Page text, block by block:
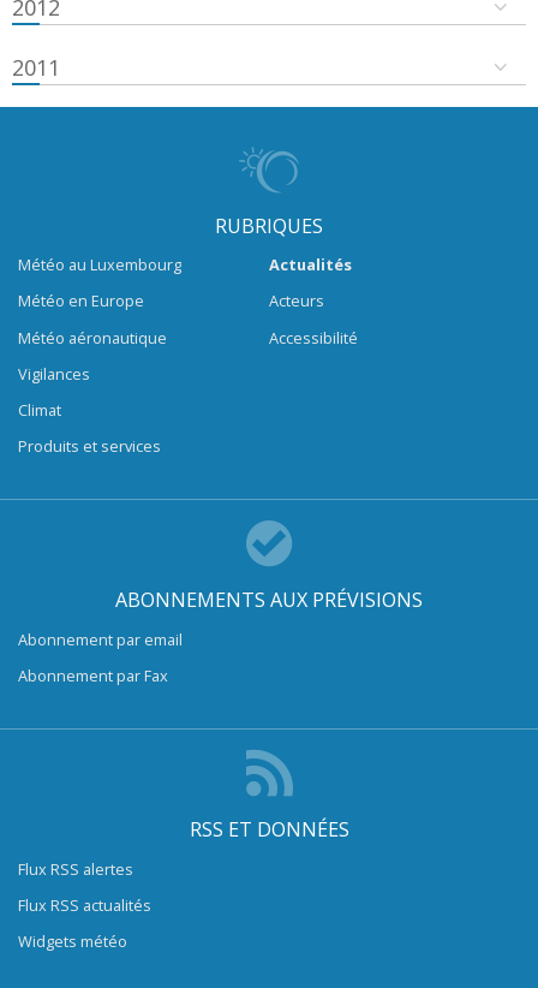
2012
2011
RUBRIQUES
Météo au Luxembourg
Météo en Europe
Météo aéronautique
Vigilances
Climat
Produits et services
Actualités
Acteurs
Accessibilité
ABONNEMENTS AUX PRÉVISIONS
Abonnement par email
Abonnement par Fax
RSS ET DONNÉES
Flux RSS alertes
Flux RSS actualités
Widgets météo